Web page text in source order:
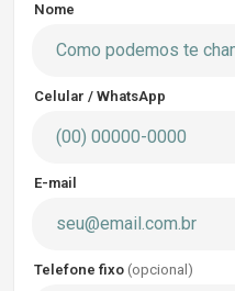
Nome
Celular / WhatsApp
E-mail
Telefone fixo (opcional)